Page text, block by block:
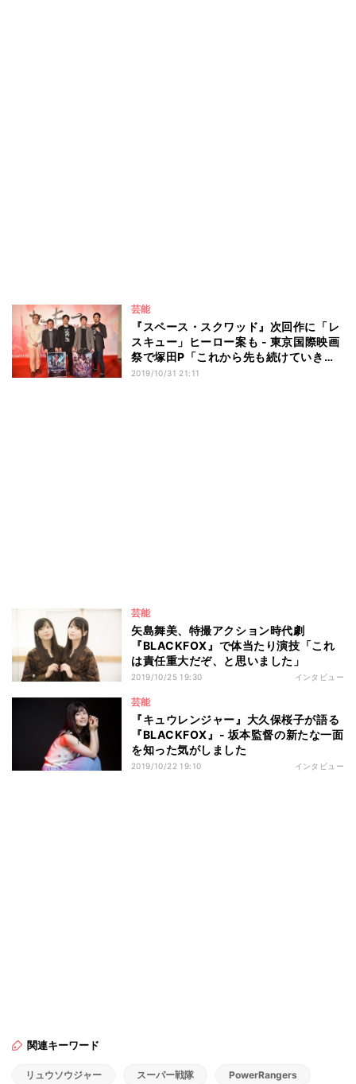
芸能
『スペース・スクワッド』次回作に「レ
スキュー」ヒーロー案も - 東京国際映画
祭で塚田P「これから先も続けていきた
い」
2019/10/31 21:11
芸能
矢島舞美、特撮アクション時代劇
『BLACKFOX』で体当たり演技「これ
は責任重大だぞ、と思いました」
2019/10/25 19:30 インタビュー
芸能
『キュウレンジャー』大久保桜子が語る
『BLACKFOX』- 坂本監督の新たな一面
を知った気がしました
2019/10/22 19:10 インタビュー
関連キーワード
リュウソウジャー スーパー戦隊 PowerRangers